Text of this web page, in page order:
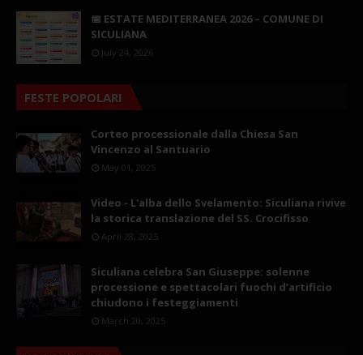
📅 ESTATE MEDITERRANEA 2026 – COMUNE DI
SICULIANA
July 24, 2026
FESTE POPOLARI
Corteo processionale dalla Chiesa San
Vincenzo al Santuario
May 01, 2025
Video - L'alba dello Svelamento: Siculiana rivive
la storica translazione del SS. Crocifisso
April 28, 2025
Siculiana celebra San Giuseppe: solenne
processione e spettacolari fuochi d’artificio
chiudono i festeggiamenti
March 20, 2025